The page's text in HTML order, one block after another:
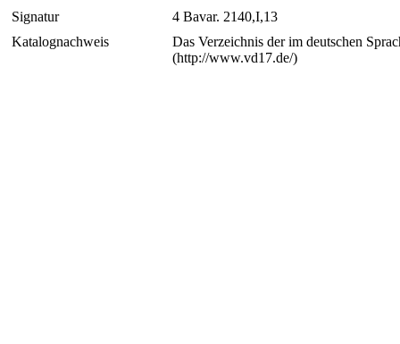
Signatur
4 Bavar. 2140,I,13
Katalognachweis
Das Verzeichnis der im deutschen
(http://www.vd17.de/)